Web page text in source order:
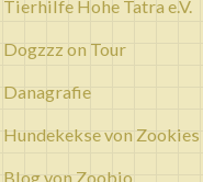
Tierhilfe Hohe Tatra e.V.
Dogzzz on Tour
Danagrafie
Hundekekse von Zookies
Blog von Zoobio